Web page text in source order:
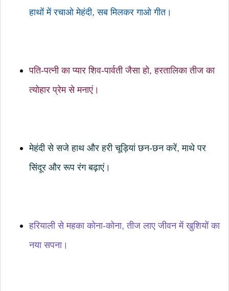
हाथों में रचाओ मेहंदी, सब मिलकर गाओ गीत।
पति-पत्नी का प्यार शिव-पार्वती जैसा हो, हरतालिका तीज का
त्योहार प्रेम से मनाएं।
मेहंदी से सजे हाथ और हरी चूड़ियां छन-छन करें, माथे पर
सिंदूर और रूप रंग बढ़ाएं।
हरियाली से महका कोना-कोना, तीज लाए जीवन में खुशियों का
नया सपना।